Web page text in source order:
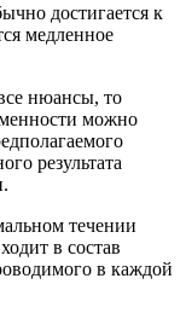
достигается к
медленное
нюансы, то
можно
результата
течении
в состав
в каждой